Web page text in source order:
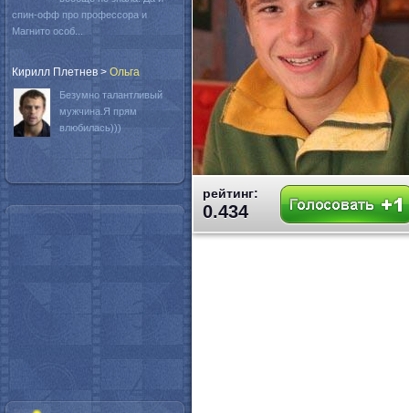
рейтинг:
0.434
спин-офф про профессора и
Магнито особ...
Кирилл Плетнев > Oльга
Безумно талантливый
мужчина.Я прям
влюбилась)))